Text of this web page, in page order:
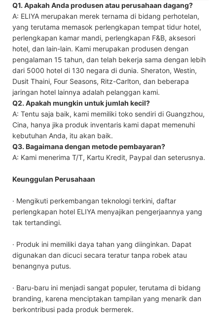
Q1. Apakah Anda produsen atau perusahaan dagang?
A: ELIYA merupakan merek ternama di bidang perhotelan,
yang terutama memasok perlengkapan tempat tidur hotel,
perlengkapan kamar mandi, perlengkapan F&B, aksesori
hotel, dan lain-lain. Kami merupakan produsen dengan
pengalaman 15 tahun, dan telah bekerja sama dengan lebih
dari 5000 hotel di 130 negara di dunia. Sheraton, Westin,
Dusit Thaini, Four Seasons, Ritz-Carlton, dan beberapa
jaringan hotel lainnya adalah pelanggan kami.
Q2. Apakah mungkin untuk jumlah kecil?
A: Tentu saja baik, kami memiliki toko sendiri di Guangzhou,
Cina, hanya jika produk inventaris kami dapat memenuhi
kebutuhan Anda, itu akan baik.
Q3. Bagaimana dengan metode pembayaran?
A: Kami menerima T/T, Kartu Kredit, Paypal dan seterusnya.
Keunggulan Perusahaan
· Mengikuti perkembangan teknologi terkini, daftar
perlengkapan hotel ELIYA menyajikan pengerjaannya yang
tak tertandingi.
· Produk ini memiliki daya tahan yang diinginkan. Dapat
digunakan dan dicuci secara teratur tanpa robek atau
benangnya putus.
· Baru-baru ini menjadi sangat populer, terutama di bidang
branding, karena menciptakan tampilan yang menarik dan
berkontribusi pada produk bermerek.